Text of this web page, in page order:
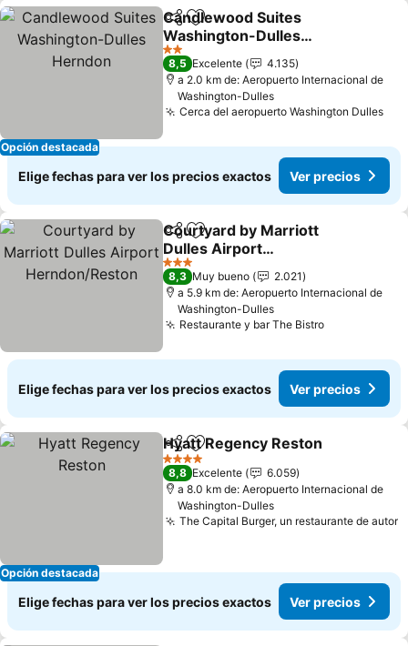
Opción destacada
CompartirAgregar a favoritos
Candlewood Suites
Washington-Dulles
Herndon
Ver precios
2 Estrellas
8,5 Excelente
4.135
a 2.0 km de: Aeropuerto Internacional de
Washington-Dulles
Cerca del aeropuerto Washington Dulles
Elige fechas para ver los precios exactos Ver precios
CompartirAgregar a favoritos
Courtyard by Marriott
Dulles Airport
Herndon/Reston
Ver precios
3 Estrellas
8,3 Muy bueno
2.021
a 5.9 km de: Aeropuerto Internacional de
Washington-Dulles
Restaurante y bar The BistroVer precios
Elige fechas para ver los precios exactos Ver precios
Opción destacada
CompartirAgregar a favoritos
Hyatt Regency Reston
4 Estrellas
8,8 Excelente
6.059
a 8.0 km de: Aeropuerto Internacional de
Washington-Dulles
The Capital Burger, un restaurante de autor
Elige fechas para ver los precios exactos Ver precios